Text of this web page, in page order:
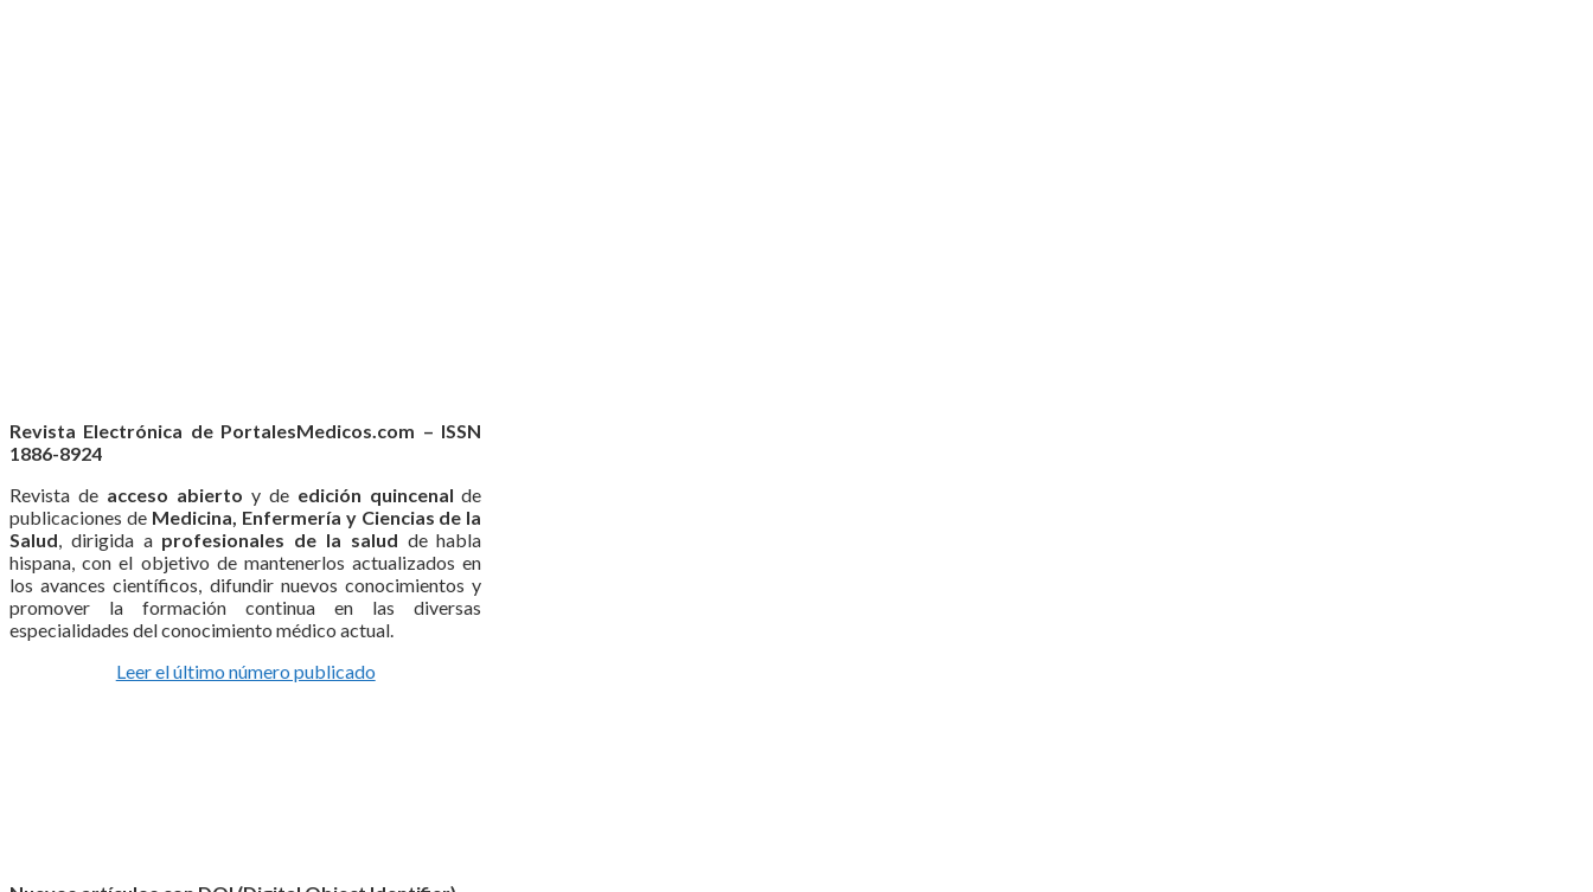
Revista Electrónica de PortalesMedicos.com – ISSN
1886-8924
Revista de acceso abierto y de edición quincenal de
publicaciones de Medicina, Enfermería y Ciencias de la
Salud, dirigida a profesionales de la salud de habla
hispana, con el objetivo de mantenerlos actualizados en
los avances científicos, difundir nuevos conocimientos y
promover la formación continua en las diversas
especialidades del conocimiento médico actual.
Leer el último número publicado